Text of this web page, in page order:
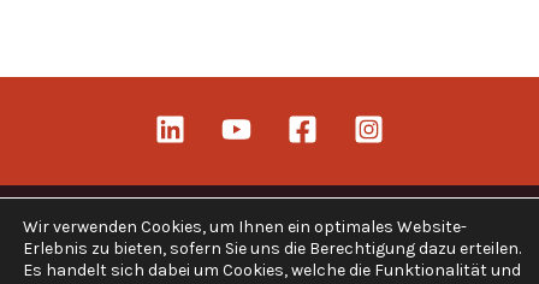
Copyright © 2026 Alles KI
Wir verwenden Cookies, um Ihnen ein optimales Website-
Erlebnis zu bieten, sofern Sie uns die Berechtigung dazu erteilen.
Es handelt sich dabei um Cookies, welche die Funktionalität und